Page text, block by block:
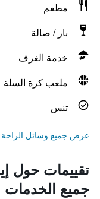
مطعم
بار / صالة
خدمة الغرف
ملعب كرة السلة
تنس
عرض جميع وسائل الراحة
تقييمات حول
جميع الخدمات